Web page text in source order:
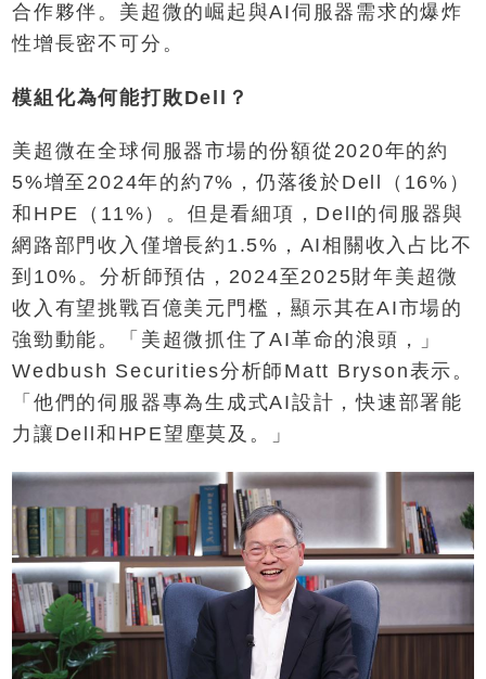
合作夥伴。美超微的崛起與AI伺服器需求的爆炸
性增長密不可分。
模組化為何能打敗Dell？
美超微在全球伺服器市場的份額從2020年的約
5%增至2024年的約7%，仍落後於Dell（16%）
和HPE（11%）。但是看細項，Dell的伺服器與
網路部門收入僅增長約1.5%，AI相關收入占比不
到10%。分析師預估，2024至2025財年美超微
收入有望挑戰百億美元門檻，顯示其在AI市場的
強勁動能。「美超微抓住了AI革命的浪頭，」
Wedbush Securities分析師Matt Bryson表示。
「他們的伺服器專為生成式AI設計，快速部署能
力讓Dell和HPE望塵莫及。」